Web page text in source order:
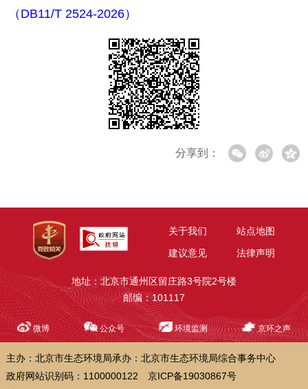
（DB11/T 2524-2026）
分享到：
关于我们
站点地图
建议意见
法律声明
地址：北京市通州区留庄路3号院2号楼
邮编：101117
微博 公众号 环境监测 京环之声
主办：北京市生态环境局承办：北京市生态环境局综合事务中心
政府网站识别码：1100000122
京ICP备19030867号